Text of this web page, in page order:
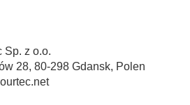
Sp. z o.o.
28, 80-298 Gdansk, Polen